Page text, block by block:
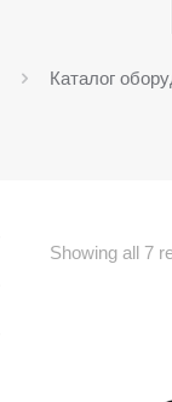
Каталог
Showing all 7